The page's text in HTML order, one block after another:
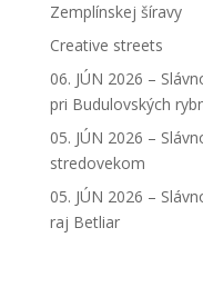
Zemplínskej šíravy
Creative streets
06. JÚN 2026 –
pri Budulovských
05. JÚN 2026 –
stredovekom
05. JÚN 2026 –
raj Betliar